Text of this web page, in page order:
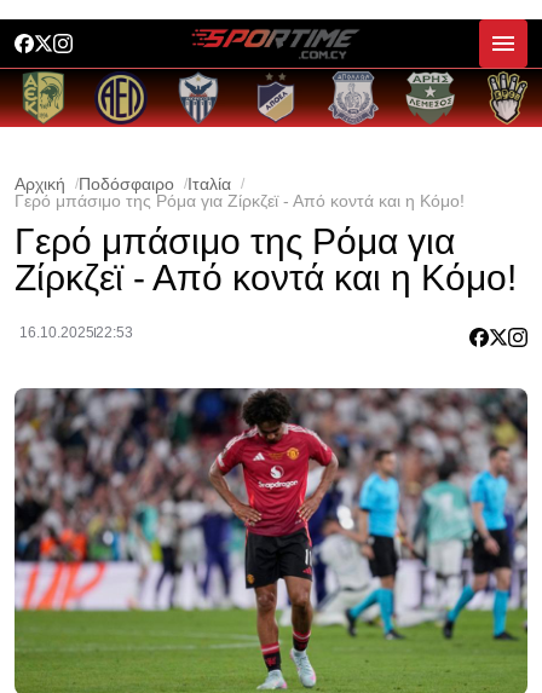
Αρχική Ποδόσφαιρο
Ιταλία
Γερό μπάσιμο της Ρόμα για Ζίρκζεϊ - Από κοντά και η Κόμο!
Γερό μπάσιμο της Ρόμα για
Ζίρκζεϊ - Από κοντά και η Κόμο!
16.10.202522:53